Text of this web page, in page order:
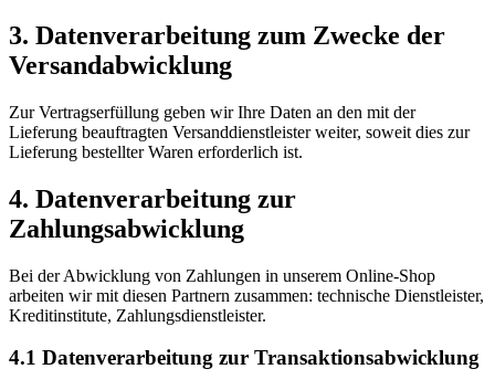
3. Datenverarbeitung zum Zwecke der
Versandabwicklung
Zur Vertragserfüllung geben wir Ihre Daten an den mit der
Lieferung beauftragten Versanddienstleister weiter, soweit dies zur
Lieferung bestellter Waren erforderlich ist.
4. Datenverarbeitung zur
Zahlungsabwicklung
Bei der Abwicklung von Zahlungen in unserem Online-Shop
arbeiten wir mit diesen Partnern zusammen: technische Dienstleister,
Kreditinstitute, Zahlungsdienstleister.
4.1 Datenverarbeitung zur Transaktionsabwicklung